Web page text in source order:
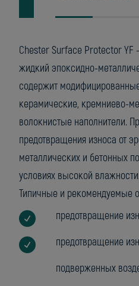
Chester Surface Protector YF
жидкий эпоксидно-
содержит
керамические, кремниево-
волокнистые наполнители.
предотвращения износа от
металлических и бетонных
условиях высокой
Типичные и рекомендуемые
предотвращение
предотвращение
подверженных